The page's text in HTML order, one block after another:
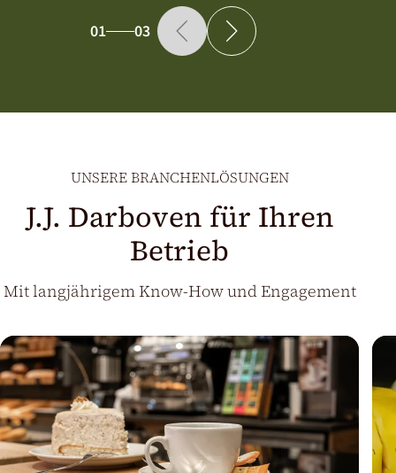
01 03
UNSERE BRANCHENLÖSUNGEN
J.J. Darboven für Ihren
Betrieb
Mit langjährigem Know-How und Engagement